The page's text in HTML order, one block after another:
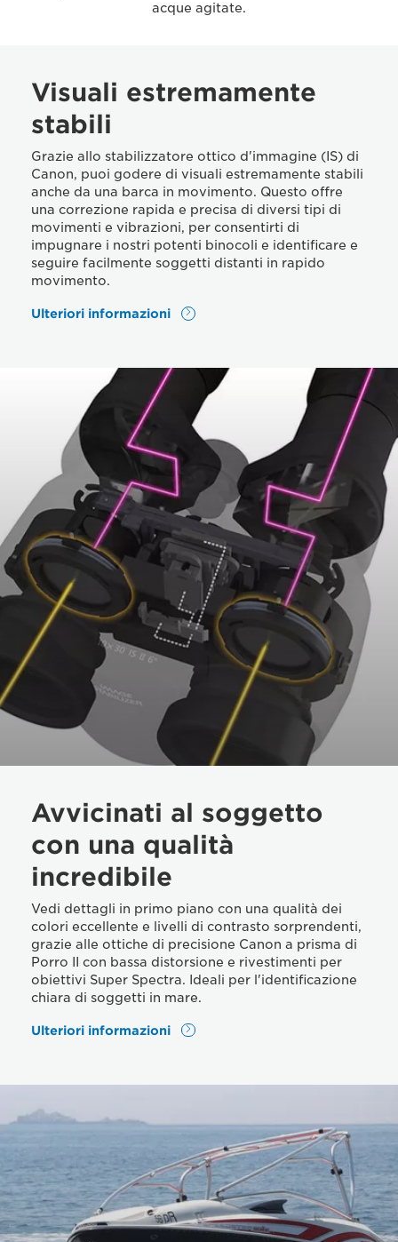
acque agitate.
Visuali estremamente
stabili
Grazie allo stabilizzatore ottico d'immagine (IS) di
Canon, puoi godere di visuali estremamente stabili
anche da una barca in movimento. Questo offre
una correzione rapida e precisa di diversi tipi di
movimenti e vibrazioni, per consentirti di
impugnare i nostri potenti binocoli e identificare e
seguire facilmente soggetti distanti in rapido
movimento.
Ulteriori informazioni
Avvicinati al soggetto
con una qualità
incredibile
Vedi dettagli in primo piano con una qualità dei
colori eccellente e livelli di contrasto sorprendenti,
grazie alle ottiche di precisione Canon a prisma di
Porro II con bassa distorsione e rivestimenti per
obiettivi Super Spectra. Ideali per l'identificazione
chiara di soggetti in mare.
Ulteriori informazioni